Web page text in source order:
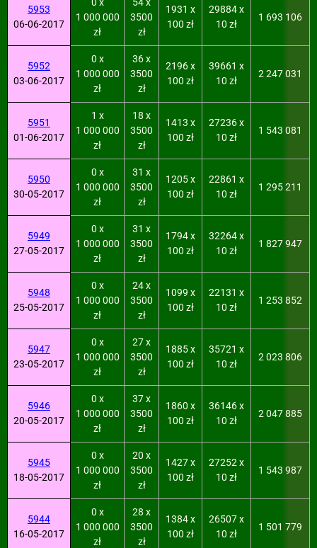
5953
06-06-2017
1 000 000
zł
3500
zł
1931 x
100 zł
29884 x
10 zł
1 693 106
5952
03-06-2017
0 x
1 000 000
zł
36 x
3500
zł
2196 x
100 zł
39661 x
10 zł
2 247 031
5951
01-06-2017
1 x
1 000 000
zł
18 x
3500
zł
1413 x
100 zł
27236 x
10 zł
1 543 081
5950
30-05-2017
0 x
1 000 000
zł
31 x
3500
zł
1205 x
100 zł
22861 x
10 zł
1 295 211
5949
27-05-2017
0 x
1 000 000
zł
31 x
3500
zł
1794 x
100 zł
32264 x
10 zł
1 827 947
5948
25-05-2017
0 x
1 000 000
zł
24 x
3500
zł
1099 x
100 zł
22131 x
10 zł
1 253 852
5947
23-05-2017
0 x
1 000 000
zł
27 x
3500
zł
1885 x
100 zł
35721 x
10 zł
2 023 806
5946
20-05-2017
0 x
1 000 000
zł
37 x
3500
zł
1860 x
100 zł
36146 x
10 zł
2 047 885
5945
18-05-2017
0 x
1 000 000
zł
20 x
3500
zł
1427 x
100 zł
27252 x
10 zł
1 543 987
5944
16-05-2017
0 x
1 000 000
zł
28 x
3500
zł
1384 x
100 zł
26507 x
10 zł
1 501 779